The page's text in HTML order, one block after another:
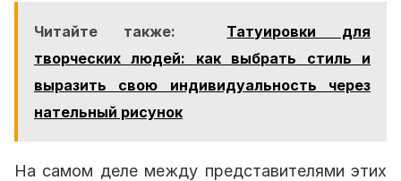
Читайте также:
Татуировки для
творческих людей: как выбрать стиль и
выразить свою индивидуальность через
нательный рисунок
На самом деле между представителями этих